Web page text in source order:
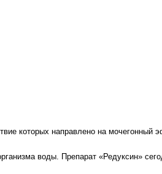
которых направлено на мочегонный
воды. Препарат «Редуксин»